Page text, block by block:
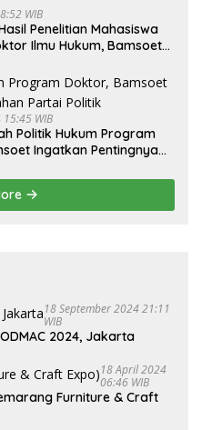
WIB
Penelitian Mahasiswa
Ilmu Hukum, Bamsoet
WIB
Politik Hukum Program
Ingatkan Pentingnya
18 September 2024 21:11
WIB
2024, Jakarta
18 April 2024
06:46 WIB
Furniture & Craft